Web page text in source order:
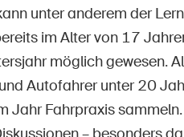
unter anderem der
im Alter von 17
möglich gewesen.
Autofahrer unter 20
Jahr Fahrpraxis